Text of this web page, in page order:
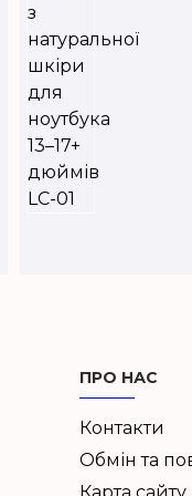
ПРО НАС
Контакти
Обмін та